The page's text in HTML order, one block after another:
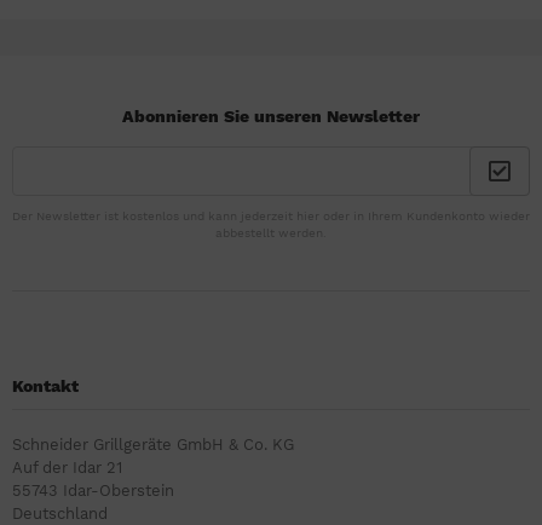
Abonnieren Sie unseren Newsletter
Der Newsletter ist kostenlos und kann jederzeit hier oder in Ihrem Kundenkonto wieder
abbestellt werden.
Kontakt
Schneider Grillgeräte GmbH & Co. KG
Auf der Idar 21
55743 Idar-Oberstein
Deutschland